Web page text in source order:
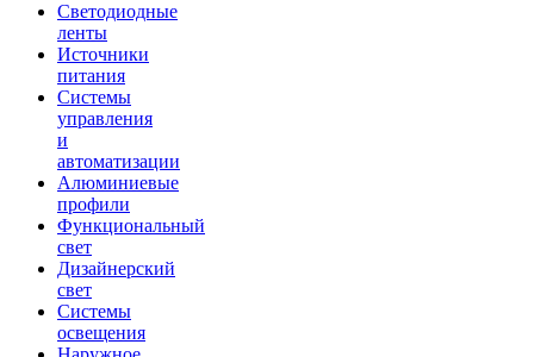
Светодиодные
ленты
Источники
питания
Системы
управления
и
автоматизации
Алюминиевые
профили
Функциональный
свет
Дизайнерский
свет
Системы
освещения